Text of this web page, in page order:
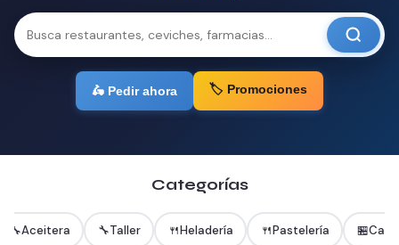
🛵 Pedir ahora 🏷️ Promociones
Categorías
🔧Aceitera 🔧Taller 🍴Heladería 🍴Pastelería 🏪